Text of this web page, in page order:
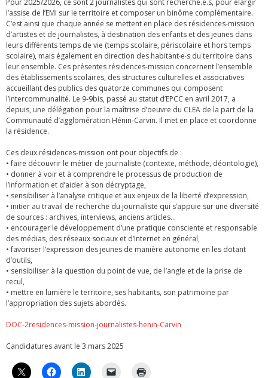
Pour 2025/2026, ce sont 2 journalistes qui sont recherché.e.s, pour élargir
l’assise de l’EMI sur le territoire et composer un binôme complémentaire.
C’est ainsi que chaque année se mettent en place des résidences-mission
d’artistes et de journalistes, à destination des enfants et des jeunes dans
leurs différents temps de vie (temps scolaire, périscolaire et hors temps
scolaire), mais également en direction des habitant∙e∙s du territoire dans
leur ensemble. Ces présentes résidences-mission concernent l’ensemble
des établissements scolaires, des structures culturelles et associatives
accueillant des publics des quatorze communes qui composent
l’intercommunalité. Le 9-9bis, passé au statut d’EPCC en avril 2017, a
depuis, une délégation pour la maîtrise d’oeuvre du CLEA de la part de la
Communauté d’agglomération Hénin-Carvin. Il met en place et coordonne
la résidence.
Ces deux résidences-mission ont pour objectifs de :
• faire découvrir le métier de journaliste (contexte, méthode, déontologie),
• donner à voir et à comprendre le processus de production de
l’information et d’aider à son décryptage,
• sensibiliser à l’analyse critique et aux enjeux de la liberté d’expression,
• initier au travail de recherche du journaliste qui s’appuie sur une diversité
de sources : archives, interviews, anciens articles…
• encourager le développement d’une pratique consciente et responsable
des médias, des réseaux sociaux et d’Internet en général,
• favoriser l’expression des jeunes de manière autonome en les dotant
d’outils,
• sensibiliser à la question du point de vue, de l’angle et de la prise de
recul,
• mettre en lumière le territoire, ses habitants, son patrimoine par
l’appropriation des sujets abordés.
DOC-2residences-mission-journalistes-henin-Carvin
Candidatures avant le 3 mars 2025